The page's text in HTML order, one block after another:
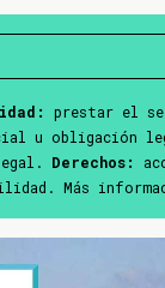
prestar el
u obligación
Derechos:
Más